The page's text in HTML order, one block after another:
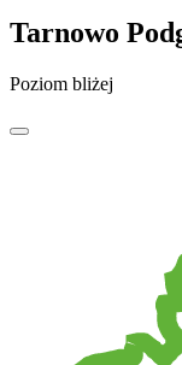
Tarnowo
Poziom bliżej